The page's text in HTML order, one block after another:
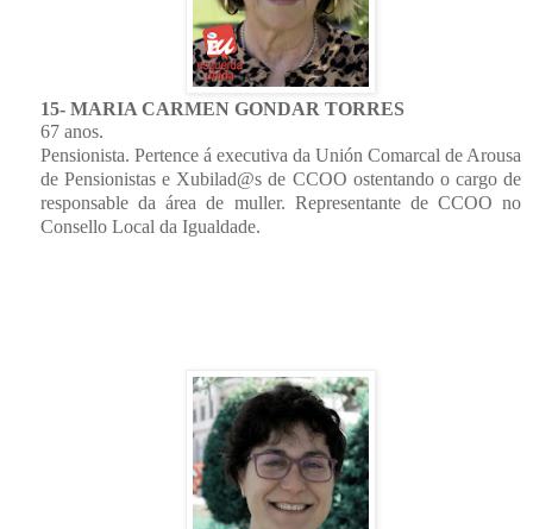
15- MARIA CARMEN GONDAR TORRES
67 anos.
Pensionista. Pertence á executiva da Unión Comarcal de Arousa
de Pensionistas e Xubilad@s de CCOO ostentando o cargo de
responsable da área de muller. Representante de CCOO no
Consello Local da Igualdade.